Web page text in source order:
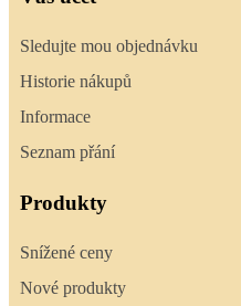
Sledujte mou objednávku
Historie nákupů
Informace
Seznam přání
Produkty
Snížené ceny
Nové produkty